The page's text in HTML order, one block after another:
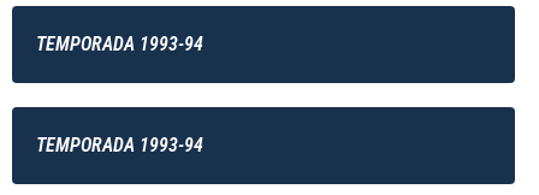
TEMPORADA 1993-94
TEMPORADA 1993-94